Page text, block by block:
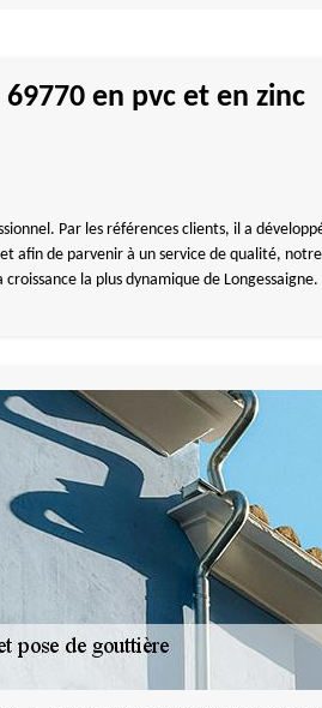
en pvc et en zinc
Par les références clients, il a
afin de parvenir à un service de qualité,
la plus dynamique de Longessaigne.